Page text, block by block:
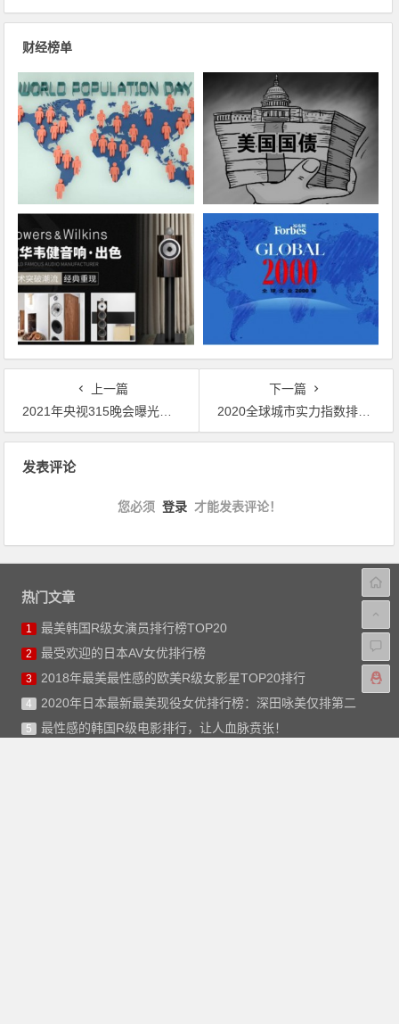
财经榜单
上一篇
2021年央视315晚会曝光的9大消费黑幕
下一篇
2020全球城市实力指数排行榜：上海成为全球十大最有吸引力的城市之一
发表评论
您必须 登录 才能发表评论！
热门文章
1 最美韩国R级女演员排行榜TOP20
2 最受欢迎的日本AV女优排行榜
3 2018年最美最性感的欧美R级女影星TOP20排行
4 2020年日本最新最美现役女优排行榜：深田咏美仅排第二
5 最性感的韩国R级电影排行，让人血脉贲张！